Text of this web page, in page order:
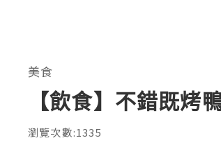
美食
【飲食】不錯既烤
瀏覽次數:1335